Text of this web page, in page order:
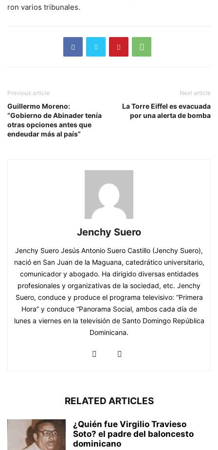
ron varios tribunales.
Previous article
Guillermo Moreno:
“Gobierno de Abinader tenía
otras opciones antes que
endeudar más al país”
Next article
La Torre Eiffel es evacuada
por una alerta de bomba
Jenchy Suero
Jenchy Suero Jesús Antonio Suero Castillo (Jenchy Suero),
nació en San Juan de la Maguana, catedrático universitario,
comunicador y abogado. Ha dirigido diversas entidades
profesionales y organizativas de la sociedad, etc. Jenchy
Suero, conduce y produce el programa televisivo: “Primera
Hora” y conduce “Panorama Social, ambos cada día de
lunes a viernes en la televisión de Santo Domingo República
Dominicana.
RELATED ARTICLES
¿Quién fue Virgilio Travieso
Soto? el padre del baloncesto
dominicano